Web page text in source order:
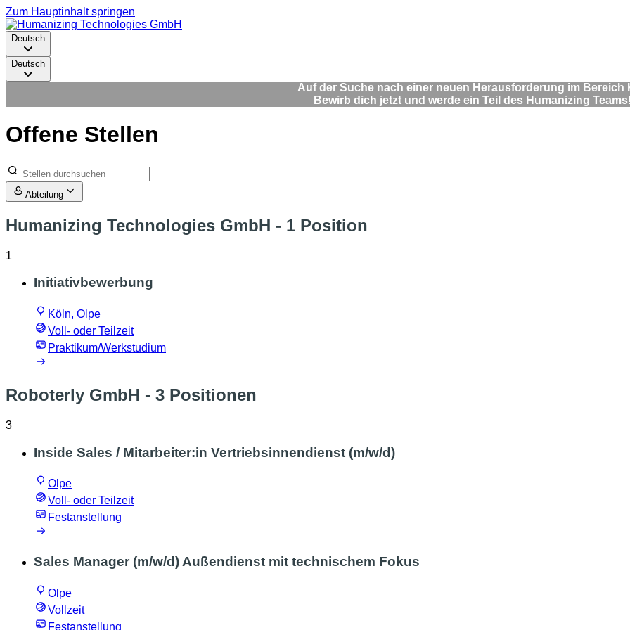
Zum Hauptinhalt springen
Deutsch
Deutsch
Auf der Suche nach einer neuen Herausforderung im Bereich
Bewirb dich jetzt und werde ein Teil des Humanizing Teams!
Offene Stellen
Abteilung
Humanizing Technologies GmbH - 1 Position
1
Initiativbewerbung
Köln, Olpe
Voll- oder Teilzeit
Praktikum/Werkstudium
Roboterly GmbH - 3 Positionen
3
Inside Sales / Mitarbeiter:in Vertriebsinnendienst (m/w/d)
Olpe
Voll- oder Teilzeit
Festanstellung
Sales Manager (m/w/d) Außendienst mit technischem Fokus
Olpe
Vollzeit
Festanstellung